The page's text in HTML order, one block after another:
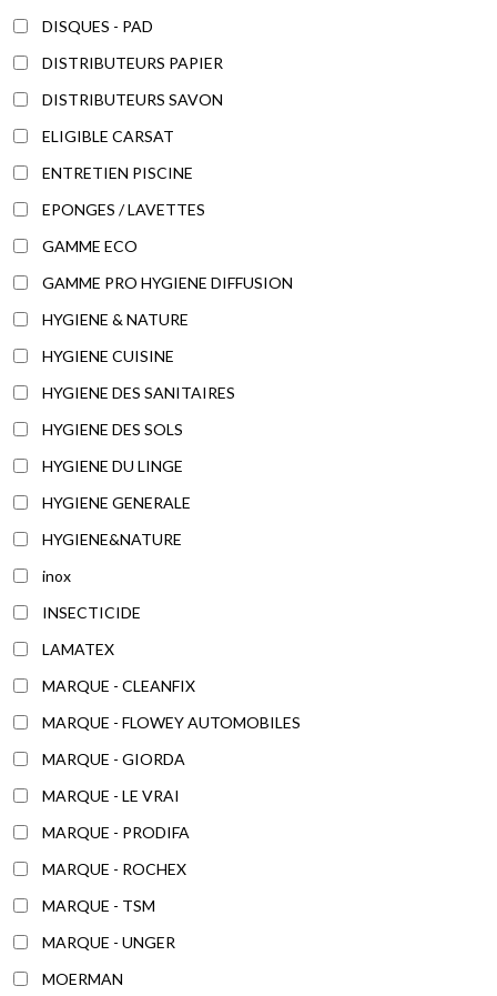
DISQUES - PAD
DISTRIBUTEURS PAPIER
DISTRIBUTEURS SAVON
ELIGIBLE CARSAT
ENTRETIEN PISCINE
EPONGES / LAVETTES
GAMME ECO
GAMME PRO HYGIENE DIFFUSION
HYGIENE & NATURE
HYGIENE CUISINE
HYGIENE DES SANITAIRES
HYGIENE DES SOLS
HYGIENE DU LINGE
HYGIENE GENERALE
HYGIENE&NATURE
inox
INSECTICIDE
LAMATEX
MARQUE - CLEANFIX
MARQUE - FLOWEY AUTOMOBILES
MARQUE - GIORDA
MARQUE - LE VRAI
MARQUE - PRODIFA
MARQUE - ROCHEX
MARQUE - TSM
MARQUE - UNGER
MOERMAN